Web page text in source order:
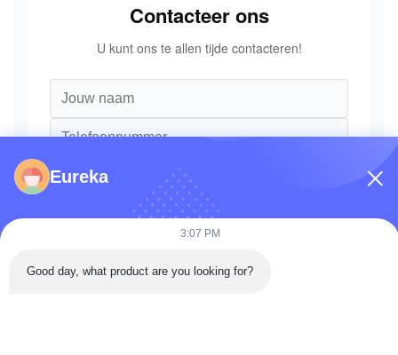
Contacteer ons
U kunt ons te allen tijde contacteren!
Eureka
3:07 PM
Good day, what product are you looking for?